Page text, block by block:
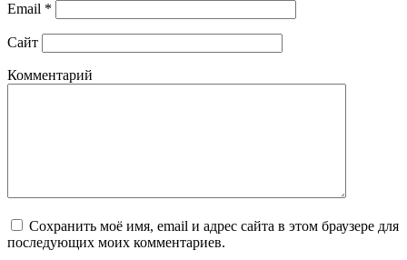
Email *
Сайт
Комментарий
Сохранить моё имя, email и адрес сайта в этом браузере для
последующих моих комментариев.